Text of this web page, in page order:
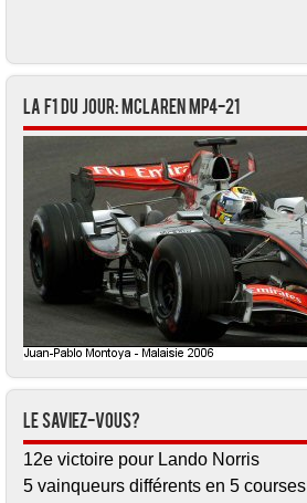
La F1 du jour: McLaren MP4-21
Le saviez-vous?
12e victoire pour Lando Norris
5 vainqueurs différents en 5 courses